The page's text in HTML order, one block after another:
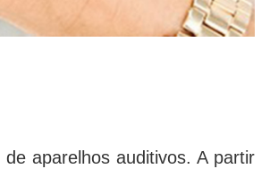
aparelhos auditivos. A partir